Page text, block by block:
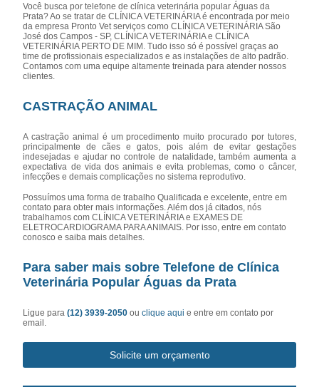
Você busca por telefone de clínica veterinária popular Águas da
Prata? Ao se tratar de CLÍNICA VETERINÁRIA é encontrada por meio
da empresa Pronto Vet serviços como CLÍNICA VETERINÁRIA São
José dos Campos - SP, CLÍNICA VETERINÁRIA e CLÍNICA
VETERINÁRIA PERTO DE MIM. Tudo isso só é possível graças ao
time de profissionais especializados e as instalações de alto padrão.
Contamos com uma equipe altamente treinada para atender nossos
clientes.
CASTRAÇÃO ANIMAL
A castração animal é um procedimento muito procurado por tutores,
principalmente de cães e gatos, pois além de evitar gestações
indesejadas e ajudar no controle de natalidade, também aumenta a
expectativa de vida dos animais e evita problemas, como o câncer,
infecções e demais complicações no sistema reprodutivo.
Possuímos uma forma de trabalho Qualificada e excelente, entre em
contato para obter mais informações. Além dos já citados, nós
trabalhamos com CLÍNICA VETERINÁRIA e EXAMES DE
ELETROCARDIOGRAMA PARA ANIMAIS. Por isso, entre em contato
conosco e saiba mais detalhes.
Para saber mais sobre Telefone de Clínica
Veterinária Popular Águas da Prata
Ligue para(12) 3939-2050ouclique aqui e entre em contato por
email.
Solicite um orçamento